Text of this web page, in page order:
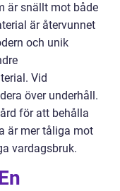
är snällt mot både
är återvunnet
och unik
Vid
över underhåll.
för att behålla
är mer tåliga mot
vardagsbruk.